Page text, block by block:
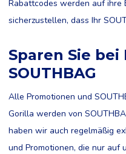
Rabattcodes werden auf ihre
sicherzustellen, dass Ihr
Sparen Sie
SOUTHBAG
Alle Promotionen und
Gorilla werden von
haben wir auch regelmäßig
und Promotionen, die nur auf